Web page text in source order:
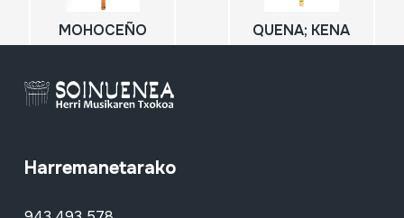
MOHOCEÑO QUENA; KENA
Harremanetarako